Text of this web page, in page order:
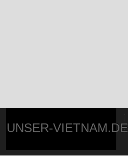
UNSER-VIETNAM.DE